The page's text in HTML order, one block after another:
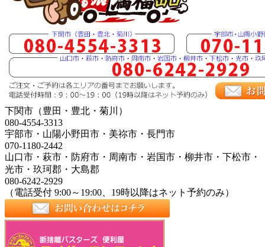
下関市（豊田・豊北・菊川）
080-4554-3313
宇部市・山陽小野田市・美祢市・長門市
070-1180-2442
山口市・萩市・防府市・周南市・岩国市・柳井市・下松市・
光市・玖珂郡・大島郡
080-6242-2929
（電話受付 9:00～19:00、19時以降はネット予約のみ）